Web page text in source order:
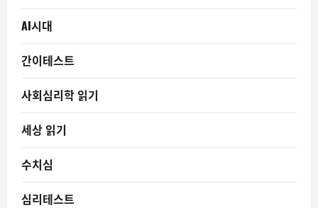
AI시대
간이테스트
사회심리학 읽기
세상 읽기
수치심
심리테스트